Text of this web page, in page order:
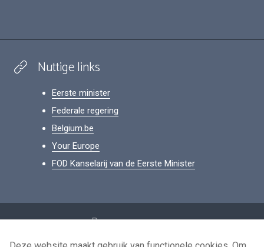
Nuttige links
Eerste minister
Federale regering
Belgium.be
Your Europe
FOD Kanselarij van de Eerste Minister
Persoonsgegevens
Voorwaarden voor het hergebruik